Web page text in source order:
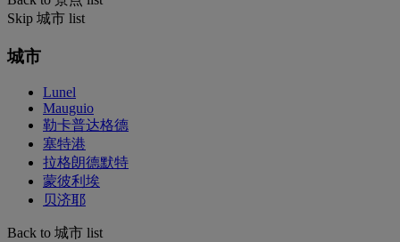
Skip 城市 list
城市
Lunel
Mauguio
勒卡普达格德
塞特港
拉格朗德默特
蒙彼利埃
贝济耶
Back to 城市 list